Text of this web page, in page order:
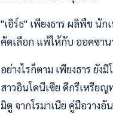
"เอิร์ธ" เพียงธาร ผลิพืช นั
คัดเลือก แพ้ให้กับ ออคซานา
อย่างไรก็ตาม เพียงธาร ยั
สาวอินโดนีเซีย ดีกรีเหรียญ
มิตู จากโรมาเนีย คู่มือวางอั